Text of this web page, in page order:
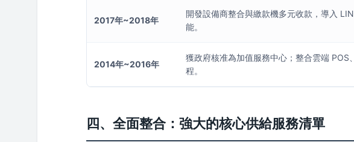
2017年~2018年
開發設備商整合與繳款機多元收款，導入
能。
2014年~2016年
獲政府核准為加值服務中心；整合雲端
程。
四、全面整合：強大的核心供給服務清單